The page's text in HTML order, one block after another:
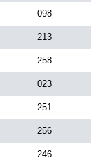
098
213
258
023
251
256
246